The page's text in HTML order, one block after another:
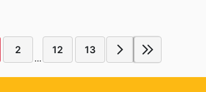
2
...
12 13